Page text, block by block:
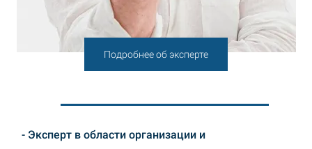
Подробнее об эксперте
- Эксперт в области организации и